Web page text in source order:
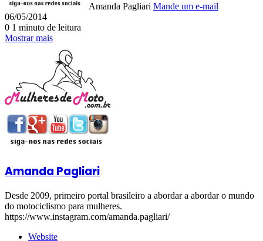
Amanda Pagliari Mande um e-mail
06/05/2014
0 1 minuto de leitura
Mostrar mais
Amanda Pagliari
Desde 2009, primeiro portal brasileiro a abordar a abordar o mundo
do motociclismo para mulheres.
https://www.instagram.com/amanda.pagliari/
Website